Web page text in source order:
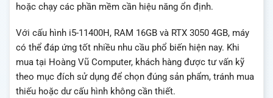
hoặc chạy các phần mềm cần hiệu năng ổn định.
Với cấu hình i5-11400H, RAM 16GB và RTX 3050 4GB, máy
có thể đáp ứng tốt nhiều nhu cầu phổ biến hiện nay. Khi
mua tại Hoàng Vũ Computer, khách hàng được tư vấn kỹ
theo mục đích sử dụng để chọn đúng sản phẩm, tránh mua
thiếu hoặc dư cấu hình không cần thiết.